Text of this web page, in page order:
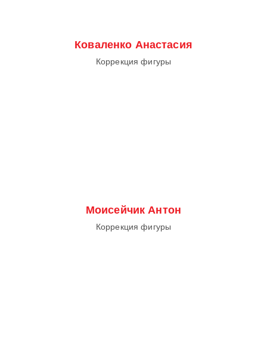
Коваленко Анастасия
Коррекция фигуры
Моисейчик Антон
Коррекция фигуры